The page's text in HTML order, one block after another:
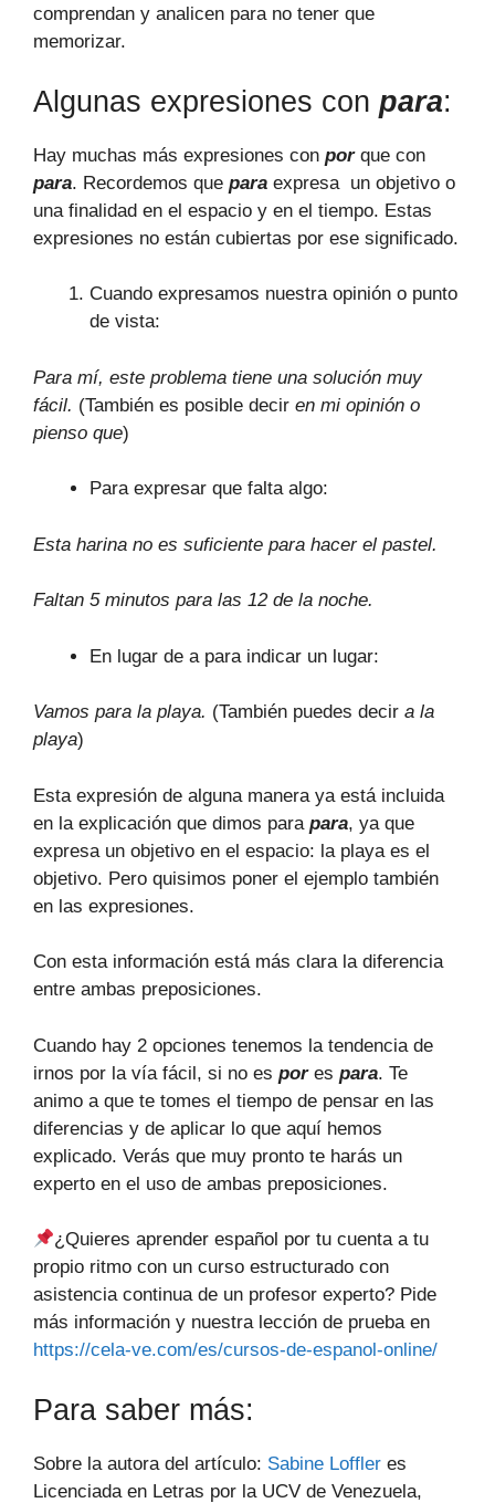
comprendan y analicen para no tener que
memorizar.
Algunas expresiones con para:
Hay muchas más expresiones con porque con
para. Recordemos que para expresa un objetivo o
una finalidad en el espacio y en el tiempo. Estas
expresiones no están cubiertas por ese significado.
Cuando expresamos nuestra opinión o punto
de vista:
Para mí, este problema tiene una solución muy
fácil. (También es posible decir en mi opinión o
pienso que)
Para expresar que falta algo:
Esta harina no es suficiente para hacer el pastel.
Faltan 5 minutos para las 12 de la noche.
En lugar de a para indicar un lugar:
Vamos para la playa. (También puedes decir a la
playa)
Esta expresión de alguna manera ya está incluida
en la explicación que dimos para para, ya que
expresa un objetivo en el espacio: la playa es el
objetivo. Pero quisimos poner el ejemplo también
en las expresiones.
Con esta información está más clara la diferencia
entre ambas preposiciones.
Cuando hay 2 opciones tenemos la tendencia de
irnos por la vía fácil, si no es pores para. Te
animo a que te tomes el tiempo de pensar en las
diferencias y de aplicar lo que aquí hemos
explicado. Verás que muy pronto te harás un
experto en el uso de ambas preposiciones.
¿Quieres aprender español por tu cuenta a tu
propio ritmo con un curso estructurado con
asistencia continua de un profesor experto? Pide
más información y nuestra lección de prueba en
https://cela-ve.com/es/cursos-de-espanol-online/
Para saber más:
Sobre la autora del artículo: Sabine Loffler es
Licenciada en Letras por la UCV de Venezuela,